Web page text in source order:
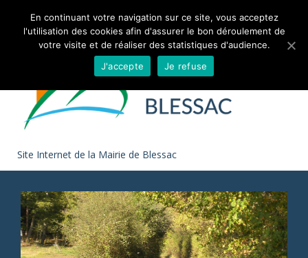
Site Internet de la Mairie de Blessac
Skip to
content
En continuant votre navigation sur ce site, vous acceptez
l'utilisation des cookies afin d'assurer le bon déroulement de
votre visite et de réaliser des statistiques d'audience.
J'accepte
Je refuse